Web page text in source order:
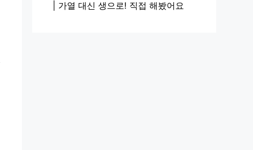
| 가열 대신 생으로! 직접 해봤어요